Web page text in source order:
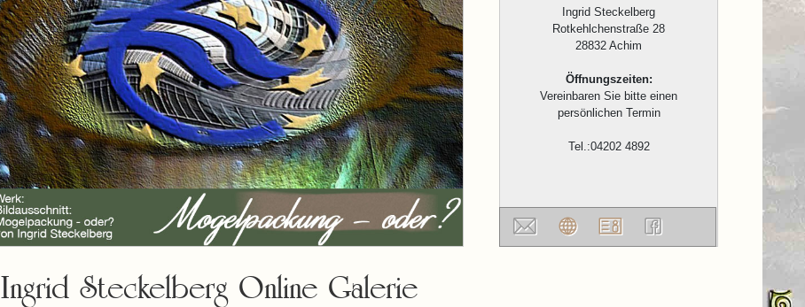
Ingrid Steckelberg
Rotkehlchenstraße 28
28832 Achim
Öffnungszeiten:
Vereinbaren Sie bitte einen
persönlichen Termin
Tel.:04202 4892
Ingrid Steckelberg Online Galerie